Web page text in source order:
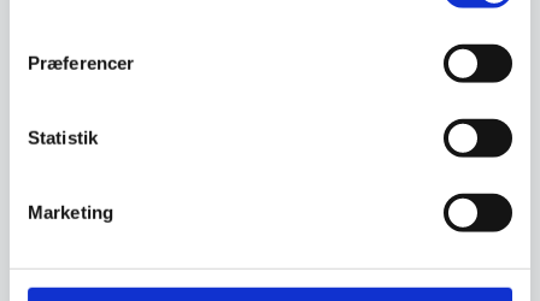
Præferencer
Statistik
Marketing
oprindelige
239,00 DKK.
SPAR 50%